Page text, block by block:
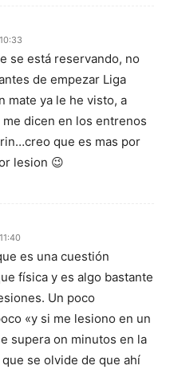
se está reservando, no
de empezar Liga
mate ya le he visto, a
dicen en los entrenos
que es mas por
lesion 😉
es una cuestión
física y es algo bastante
Un poco
«y si me lesiono en un
supera on minutos en la
se olvide de que ahí